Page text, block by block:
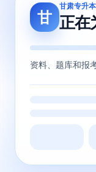
甘
甘肃专升
正在
资料、题库和报
关于我们
用户协议
隐私政策